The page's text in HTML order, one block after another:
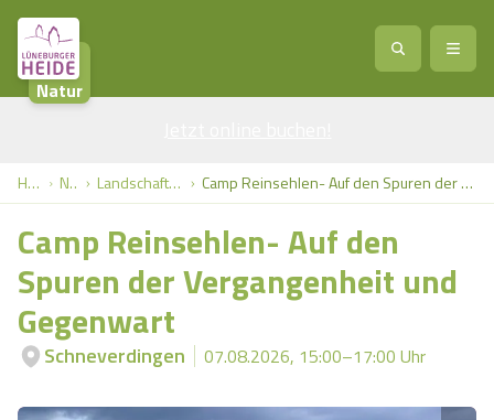
Natur
Service
Region / Orte
Natur
Natur
Anreise Abreise
Ort
Personen Kinder
Home Natur Landschaftsführungen Camp Reinsehlen- Auf den Spuren der Vergangenheit und Gegenwart
Camp Reinsehlen- Auf den
Spuren der Vergangenheit und
Gegenwart
Schneverdingen 07.08.2026, 15:00–17:00 Uhr